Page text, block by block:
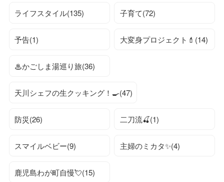
ライフスタイル(135) 子育て(72)
予告(1) 大変身プロジェクト💄(14)
♨かごしま湯巡り旅(36)
天川シェフの生クッキング！🍳(47)
防災(26) 二刀流🍒(1)
スマイルベビー(9) 主婦のミカタ✨(4)
鹿児島わが町自慢💘(15)